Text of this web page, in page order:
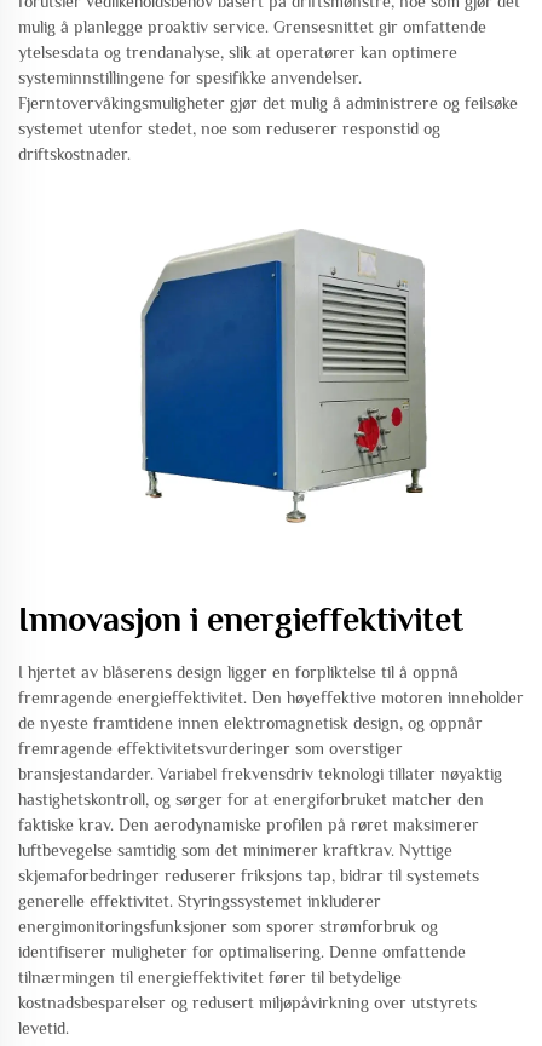
mulig å planlegge proaktiv service. Grensesnittet gir omfattende
ytelsesdata og trendanalyse, slik at operatører kan optimere
systeminnstillingene for spesifikke anvendelser.
Fjerntovervåkingsmuligheter gjør det mulig å administrere og feilsøke
systemet utenfor stedet, noe som reduserer responstid og
driftskostnader.
Innovasjon i energieffektivitet
I hjertet av blåserens design ligger en forpliktelse til å oppnå
fremragende energieffektivitet. Den høyeffektive motoren inneholder
de nyeste framtidene innen elektromagnetisk design, og oppnår
fremragende effektivitetsvurderinger som overstiger
bransjestandarder. Variabel frekvensdriv teknologi tillater nøyaktig
hastighetskontroll, og sørger for at energiforbruket matcher den
faktiske krav. Den aerodynamiske profilen på røret maksimerer
luftbevegelse samtidig som det minimerer kraftkrav. Nyttige
skjemaforbedringer reduserer friksjons tap, bidrar til systemets
generelle effektivitet. Styringssystemet inkluderer
energimonitoringsfunksjoner som sporer strømforbruk og
identifiserer muligheter for optimalisering. Denne omfattende
tilnærmingen til energieffektivitet fører til betydelige
kostnadsbesparelser og redusert miljøpåvirkning over utstyrets
levetid.